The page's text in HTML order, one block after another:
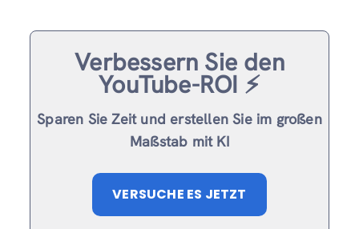
Verbessern Sie den
YouTube-ROI ⚡️
Sparen Sie Zeit und erstellen Sie im großen
Maßstab mit KI
VERSUCHE ES JETZT